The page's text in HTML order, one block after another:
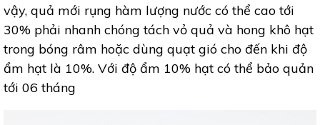
vậy, quả mới rụng hàm lượng nước có thể cao tới
30% phải nhanh chóng tách vỏ quả và hong khô hạt
trong bóng râm hoặc dùng quạt gió cho đến khi độ
ẩm hạt là 10%. Với độ ẩm 10% hạt có thể bảo quản
tới 06 tháng